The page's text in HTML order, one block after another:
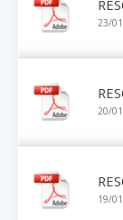
23/
20/
19/